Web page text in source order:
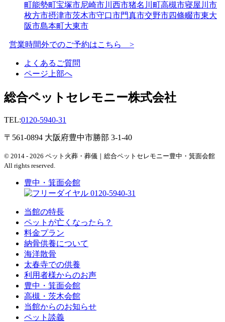
町能勢町宝塚市尼崎市川西市猪名川町高槻市寝屋川市
枚方市摂津市茨木市守口市門真市交野市四條畷市東大
阪市島本町大東市
営業時間外でのご予約はこちら >
よくあるご質問
ページ上部へ
総合ペットセレモニー株式会社
TEL:0120-5940-31
〒561-0894 大阪府豊中市勝部 3-1-40
© 2014 - 2026 ペット火葬・葬儀｜総合ペットセレモニー豊中・箕面会館
All rights reserved.
豊中・箕面会館
0120-5940-31
当館の特長
ペットが亡くなったら？
料金プラン
納骨供養について
海洋散骨
太春寺での供養
利用者様からのお声
豊中・箕面会館
高槻・茨木会館
当館からのお知らせ
ペット談義